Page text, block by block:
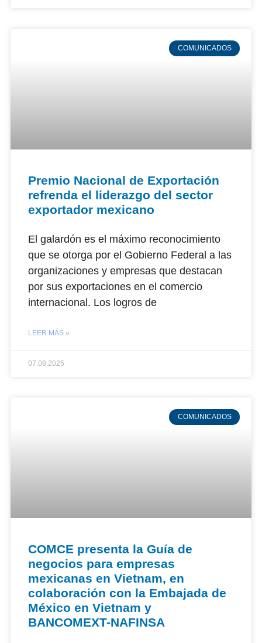
COMUNICADOS
Premio Nacional de Exportación
refrenda el liderazgo del sector
exportador mexicano
El galardón es el máximo reconocimiento
que se otorga por el Gobierno Federal a las
organizaciones y empresas que destacan
por sus exportaciones en el comercio
internacional. Los logros de
LEER MÁS »
07.08.2025
COMUNICADOS
COMCE presenta la Guía de
negocios para empresas
mexicanas en Vietnam, en
colaboración con la Embajada de
México en Vietnam y
BANCOMEXT-NAFINSA